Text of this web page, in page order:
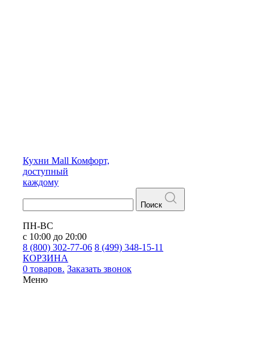
Кухни Mall Комфорт,
доступный
каждому
Поиск
ПН-ВС
с 10:00 до 20:00
8 (800) 302-77-06 8 (499) 348-15-11
КОРЗИНА
0 товаров. Заказать звонок
Меню